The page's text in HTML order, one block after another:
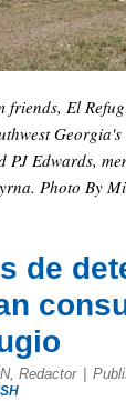
friends, El
Edwards,
Photo By
de
Redactor